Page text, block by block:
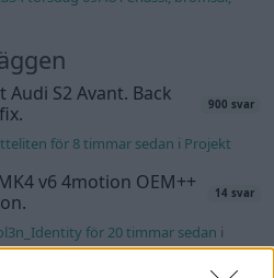
S2 Avant. Back
900 svar
för 8 timmar sedan i Projekt
v6 4motion OEM++
14 svar
för 20 timmar sedan i